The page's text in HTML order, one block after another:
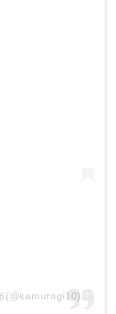
KAMUROGIクロコダイルのバッグ財布(@kamurogi10)がシェアした投稿